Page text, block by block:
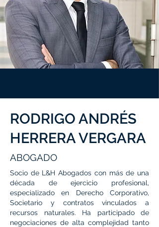
RODRIGO ANDRÉS
HERRERA VERGARA
ABOGADO
Socio de L&H Abogados con más de una
década de ejercicio profesional,
especializado en Derecho Corporativo,
Societario y contratos vinculados a
recursos naturales. Ha participado de
negociaciones de alta complejidad tanto